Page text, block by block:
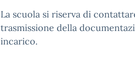
La scuola si riserva di
trasmissione della
incarico.